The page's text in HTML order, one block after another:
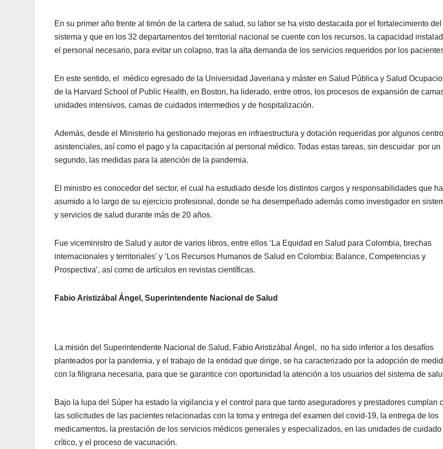
En su primer año frente al timón de la cartera de salud, su labor se ha visto destacada por el fortalecimiento del
sistema y que en los 32 departamentos del territorial nacional se cuente con los recursos, la capacidad
el personal necesario, para evitar un colapso, tras la alta demanda de los servicios requeridos por los
En este sentido, el médico egresado de la Universidad Javeriana y máster en Salud Pública y Salud
de la Harvard School of Public Health, en Boston, ha liderado, entre otros, los procesos de expansión de
unidades intensivos, camas de cuidados intermedios y de hospitalización.
Además, desde el Ministerio ha gestionado mejoras en infraestructura y dotación requeridas por algunos
asistenciales, así como el pago y la capacitación al personal médico. Todas estas tareas, sin descuidar por un
segundo, las medidas para la atención de la pandemia.
El ministro es conocedor del sector, el cual ha estudiado desde los distintos cargos y responsabilidades que ha
asumido a lo largo de su ejercicio profesional, donde se ha desempeñado además como investigador en
y servicios de salud durante más de 20 años.
Fue viceministro de Salud y autor de varios libros, entre ellos ‘La Equidad en Salud para Colombia, brechas
internacionales y territoriales’ y ‘Los Recursos Humanos de Salud en Colombia: Balance, Competencias y
Prospectiva’, así como de artículos en revistas científicas.
Fabio Aristizábal Ángel, Superintendente Nacional de Salud
La misión del Superintendente Nacional de Salud, Fabio Aristizábal Ángel, no ha sido inferior a los desafíos
planteados por la pandemia, y el trabajo de la entidad que dirige, se ha caracterizado por la adopción de
con la filigrana necesaria, para que se garantice con oportunidad la atención a los usuarios del sistema de
Bajo la lupa del Súper ha estado la vigilancia y el control para que tanto aseguradores y prestadores cumplan
las solicitudes de las pacientes relacionadas con la toma y entrega del examen del covid-19, la entrega de los
medicamentos, la prestación de los servicios médicos generales y especializados, en las unidades de cuidado
crítico, y el proceso de vacunación.